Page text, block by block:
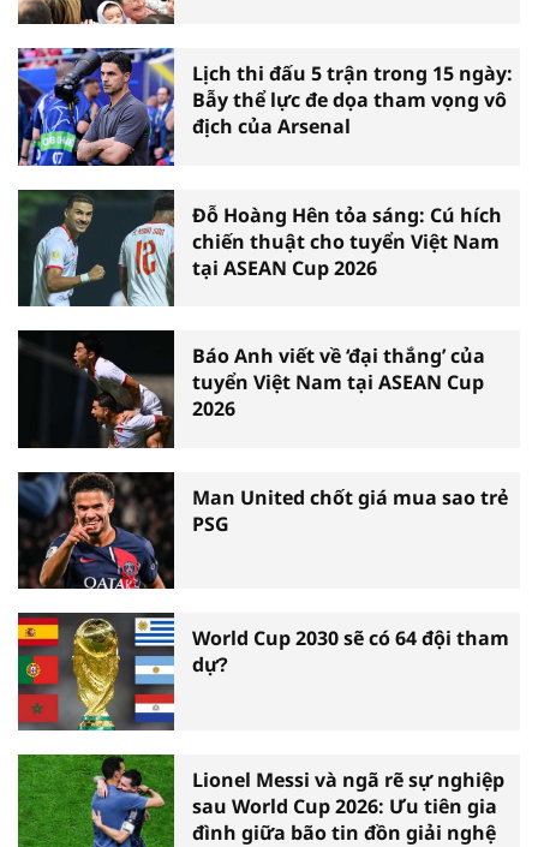
Lịch thi đấu 5 trận trong 15 ngày:
Bẫy thể lực đe dọa tham vọng vô
địch của Arsenal
Đỗ Hoàng Hên tỏa sáng: Cú hích
chiến thuật cho tuyển Việt Nam
tại ASEAN Cup 2026
Báo Anh viết về ‘đại thắng’ của
tuyển Việt Nam tại ASEAN Cup
2026
Man United chốt giá mua sao trẻ
PSG
World Cup 2030 sẽ có 64 đội tham
dự?
Lionel Messi và ngã rẽ sự nghiệp
sau World Cup 2026: Ưu tiên gia
đình giữa bão tin đồn giải nghệ